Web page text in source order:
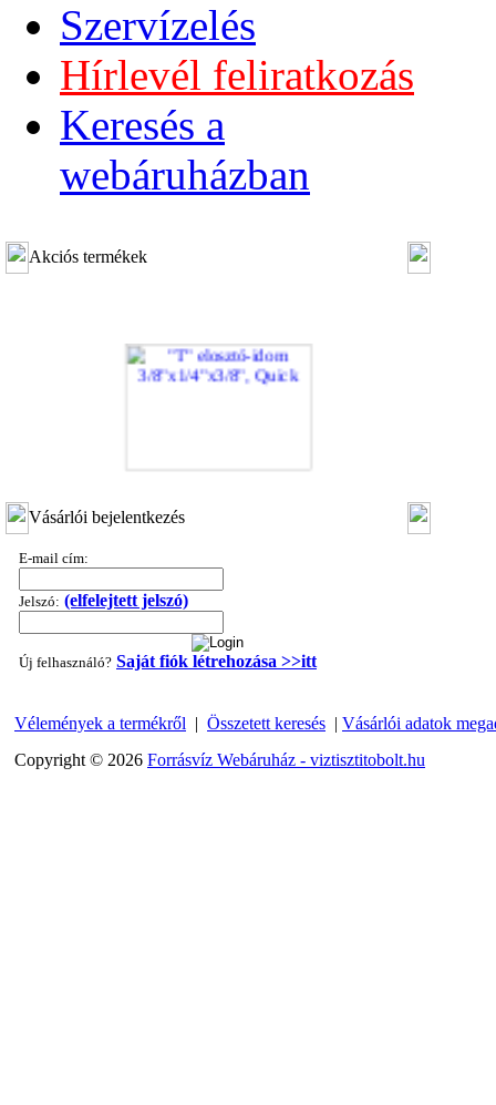
Szervízelés
Hírlevél feliratkozás
Keresés a
webáruházban
Akciós termékek
---------
"T" elosztó-idom 1/4"x3/8"x1/4", Quick
Vásárlói bejelentkezés
E-mail cím:
Jelszó: (elfelejtett jelszó)
Új felhasználó? Saját fiók létrehozása >>itt
Vélemények a termékről | Összetett keresés | Vásárlói adatok
Copyright © 2026 Forrásvíz Webáruház - viztisztitobolt.hu